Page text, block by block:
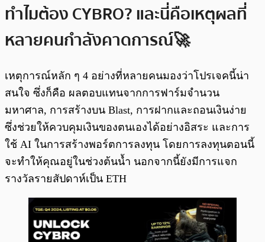
ทำไมต้อง CYBRO? และนี่คือเหตุผลที่
หลายคนกำลังคาดการณ์🚀
เหตุการณ์หลัก ๆ 4 อย่างที่หลายคนมองว่าโปรเจคนี้น่า
สนใจ ซึ่งก็คือ ผลตอบแทนจากการฟาร์มจำนวน
มหาศาล, การสร้างบน Blast, การฝากและถอนเงินง่าย
ซึ่งช่วยให้ควบคุมเงินของตนเองได้อย่างอิสระ และการ
ใช้ AI ในการสร้างพอร์ตการลงทุน โดยการลงทุนตอนนี้
จะทำให้คุณอยู่ในช่วงต้นน้ำ นอกจากนี้ยังมีการแจก
รางวัลรายสัปดาห์เป็น ETH